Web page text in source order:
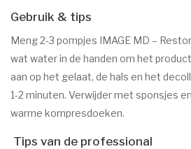
Gebruik & tips
Meng 2-3 pompjes IMAGE MD –
wat water in de handen om het
aan op het gelaat, de hals en het
1-2 minuten. Verwijder met sponsjes
warme kompresdoeken.
Tips van de professional